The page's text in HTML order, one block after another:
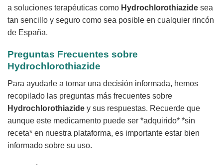
a soluciones terapéuticas como Hydrochlorothiazide sea
tan sencillo y seguro como sea posible en cualquier rincón
de España.
Preguntas Frecuentes sobre
Hydrochlorothiazide
Para ayudarle a tomar una decisión informada, hemos
recopilado las preguntas más frecuentes sobre
Hydrochlorothiazide y sus respuestas. Recuerde que
aunque este medicamento puede ser *adquirido* *sin
receta* en nuestra plataforma, es importante estar bien
informado sobre su uso.